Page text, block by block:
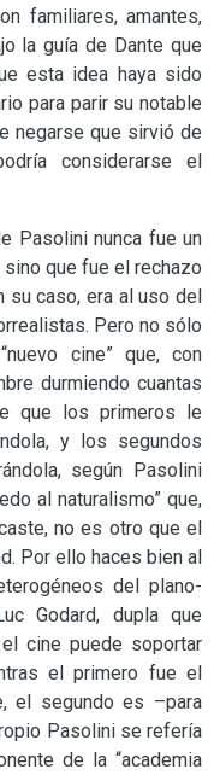
familiares, amantes,
la guía de Dante que
esta idea haya sido
para parir su notable
negarse que sirvió de
considerarse el
Pasolini nunca fue un
que fue el rechazo
su caso, era al uso del
Pero no sólo
cine” que, con
durmiendo cuantas
que los primeros le
y los segundos
según Pasolini
al naturalismo” que,
no es otro que el
Por ello haces bien al
del plano-
Godard, dupla que
cine puede soportar
el primero fue el
el segundo es –para
Pasolini se refería
de la “academia